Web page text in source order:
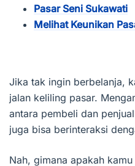
Pasar Seni Sukawati
Melihat Keunikan
Jika tak ingin berbelanja,
jalan keliling pasar.
antara pembeli dan
juga bisa berinteraksi
Nah, gimana apakah